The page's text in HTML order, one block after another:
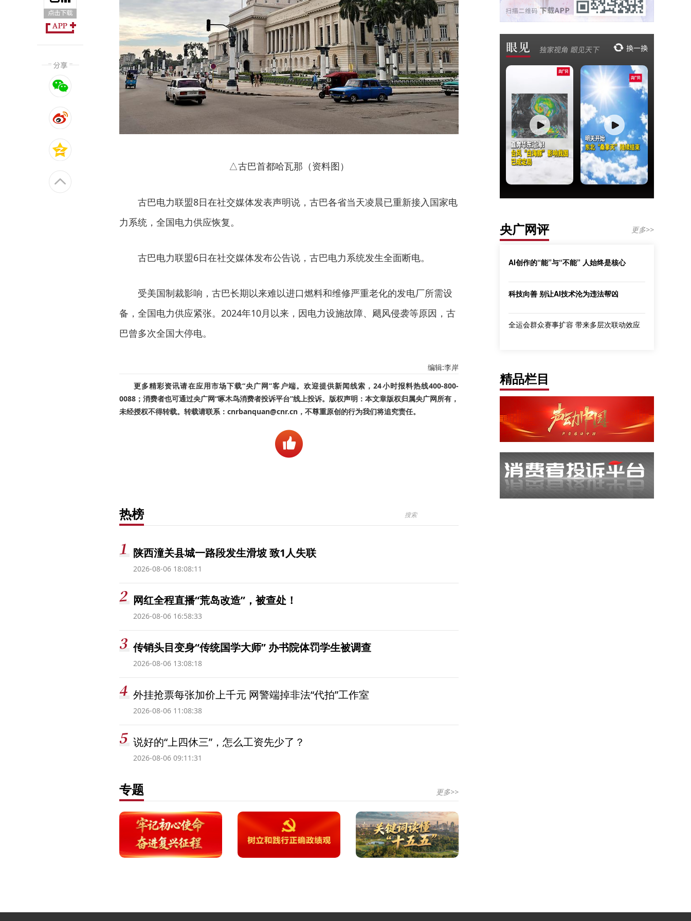
△古巴首都哈瓦那（资料图）
古巴电力联盟8日在社交媒体发表声明说，古巴各省当天凌晨已重新接入国家电
力系统，全国电力供应恢复。
古巴电力联盟6日在社交媒体发布公告说，古巴电力系统发生全面断电。
受美国制裁影响，古巴长期以来难以进口燃料和维修严重老化的发电厂所需设
备，全国电力供应紧张。2024年10月以来，因电力设施故障、飓风侵袭等原因，古
巴曾多次全国大停电。
编辑:李岸
更多精彩资讯请在应用市场下载“央广网”客户端。欢迎提供新闻线索，24小时报料热线400-800-
0088；消费者也可通过央广网“啄木鸟消费者投诉平台”线上投诉。版权声明：本文章版权归属央广网所有，
未经授权不得转载。转载请联系：cnrbanquan@cnr.cn，不尊重原创的行为我们将追究责任。
热榜
陕西潼关县城一路段发生滑坡 致1人失联
2026-08-06 18:08:11
网红全程直播“荒岛改造”，被查处！
2026-08-06 16:58:33
传销头目变身“传统国学大师” 办书院体罚学生被调查
2026-08-06 13:08:18
外挂抢票每张加价上千元 网警端掉非法“代拍”工作室
2026-08-06 11:08:38
说好的“上四休三”，怎么工资先少了？
2026-08-06 09:11:31
专题 更多>>
央广网评 更多>>
AI创作的“能”与“不能” 人始终是核心
科技向善 别让AI技术沦为违法帮凶
全运会群众赛事扩容 带来多层次联动效应
精品栏目